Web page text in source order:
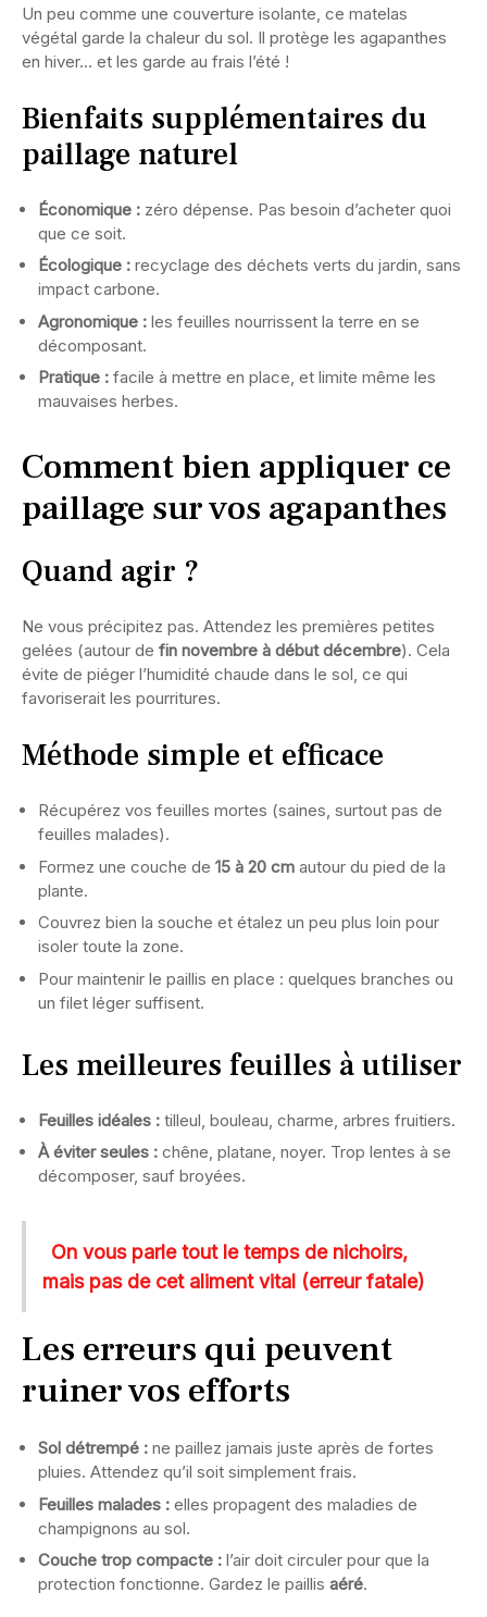
Un peu comme une couverture isolante, ce matelas
végétal garde la chaleur du sol. Il protège les agapanthes
en hiver… et les garde au frais l’été !
Bienfaits supplémentaires du
paillage naturel
Économique : zéro dépense. Pas besoin d’acheter quoi
que ce soit.
Écologique : recyclage des déchets verts du jardin, sans
impact carbone.
Agronomique : les feuilles nourrissent la terre en se
décomposant.
Pratique : facile à mettre en place, et limite même les
mauvaises herbes.
Comment bien appliquer ce
paillage sur vos agapanthes
Quand agir ?
Ne vous précipitez pas. Attendez les premières petites
gelées (autour de fin novembre à début décembre). Cela
évite de piéger l’humidité chaude dans le sol, ce qui
favoriserait les pourritures.
Méthode simple et efficace
Récupérez vos feuilles mortes (saines, surtout pas de
feuilles malades).
Formez une couche de 15 à 20 cm autour du pied de la
plante.
Couvrez bien la souche et étalez un peu plus loin pour
isoler toute la zone.
Pour maintenir le paillis en place : quelques branches ou
un filet léger suffisent.
Les meilleures feuilles à utiliser
Feuilles idéales : tilleul, bouleau, charme, arbres fruitiers.
À éviter seules : chêne, platane, noyer. Trop lentes à se
décomposer, sauf broyées.
On vous parle tout le temps de nichoirs,
mais pas de cet aliment vital (erreur fatale)
Les erreurs qui peuvent
ruiner vos efforts
Sol détrempé : ne paillez jamais juste après de fortes
pluies. Attendez qu’il soit simplement frais.
Feuilles malades : elles propagent des maladies de
champignons au sol.
Couche trop compacte : l’air doit circuler pour que la
protection fonctionne. Gardez le paillis aéré.